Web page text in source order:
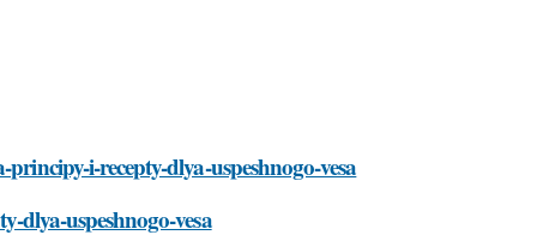
i-recepty-dlya-uspeshnogo-vesa
dlya-uspeshnogo-vesa